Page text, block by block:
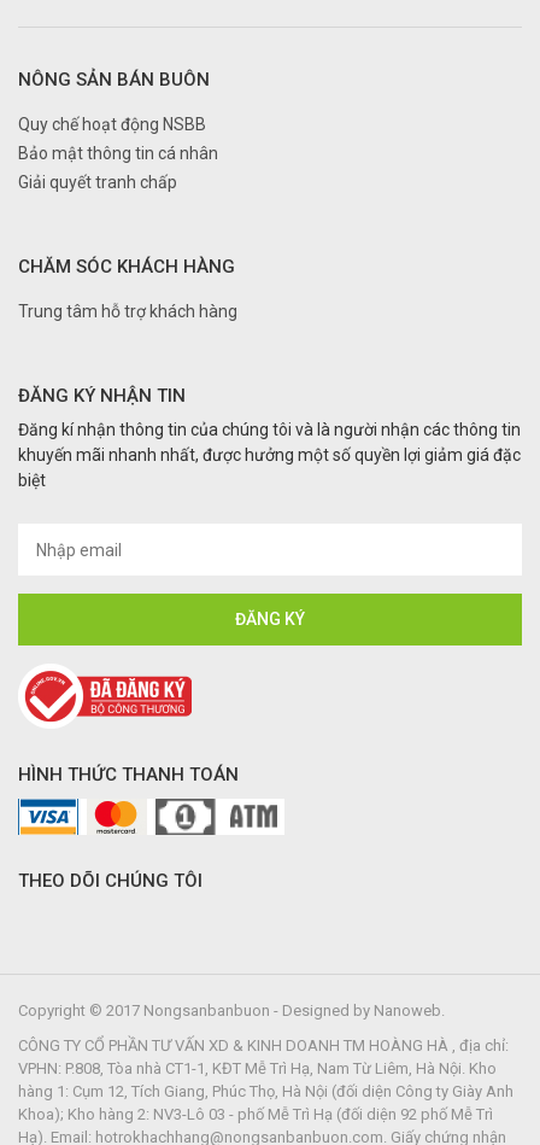
NÔNG SẢN BÁN BUÔN
Quy chế hoạt động NSBB
Bảo mật thông tin cá nhân
Giải quyết tranh chấp
CHĂM SÓC KHÁCH HÀNG
Trung tâm hỗ trợ khách hàng
ĐĂNG KÝ NHẬN TIN
Đăng kí nhận thông tin của chúng tôi và là người nhận các thông tin
khuyến mãi nhanh nhất, được hưởng một số quyền lợi giảm giá đặc
biệt
HÌNH THỨC THANH TOÁN
THEO DÕI CHÚNG TÔI
Copyright © 2017 Nongsanbanbuon - Designed by Nanoweb.
CÔNG TY CỔ PHẦN TƯ VẤN XD & KINH DOANH TM HOÀNG HÀ , địa chỉ:
VPHN: P.808, Tòa nhà CT1-1, KĐT Mễ Trì Hạ, Nam Từ Liêm, Hà Nội. Kho
hàng 1: Cụm 12, Tích Giang, Phúc Thọ, Hà Nội (đối diện Công ty Giày Anh
Khoa); Kho hàng 2: NV3-Lô 03 - phố Mễ Trì Hạ (đối diện 92 phố Mễ Trì
Hạ). Email: hotrokhachhang@nongsanbanbuon.com. Giấy chứng nhận